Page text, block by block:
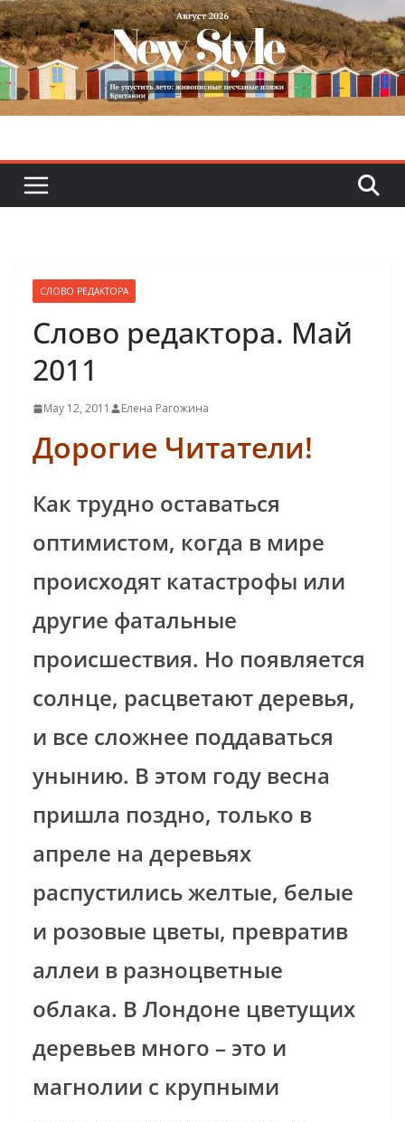
Skip
to
content
СЛОВО РЕДАКТОРА
Слово редактора. Май
2011
May 12, 2011 Елена Рагожина
До­ро­гие Чи­та­те­ли!
Как трудно оставаться
оптимистом, когда в мире
происходят катастрофы или
другие фатальные
происшествия. Но появляется
солнце, расцветают деревья,
и все сложнее поддаваться
унынию. В этом году весна
пришла поздно, только в
апреле на деревьях
распустились желтые, белые
и розовые цветы, превратив
аллеи в разноцветные
облака. В Лондоне цветущих
деревьев много – это и
магнолии с крупными